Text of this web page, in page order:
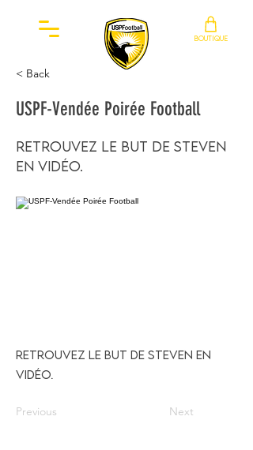
BOUTIQUE
< Back
USPF-Vendée Poirée Football
Retrouvez le but de Steven
en vidéo.
Retrouvez le but de Steven en
vidéo.
Previous Next